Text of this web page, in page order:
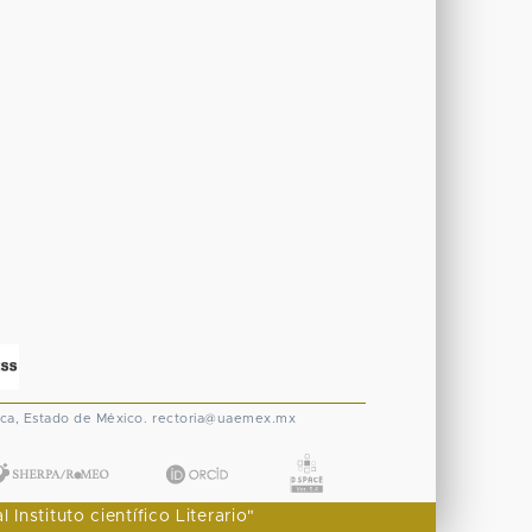
Estado de México. rectoria@uaemex.mx
Instituto científico Literario"